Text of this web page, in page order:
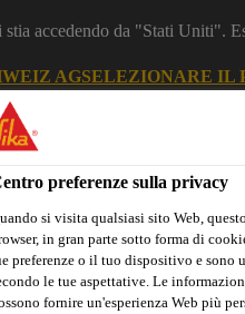
accedendo da "Stati Uniti".
AGSELEZIONARE IL
Resins
preferenze sulla privacy
si visita qualsiasi sito Web,
in gran parte sotto forma di
preferenze o il tuo dispositivo e sono
le tue aspettative. Le
fornire un'esperienza Web più